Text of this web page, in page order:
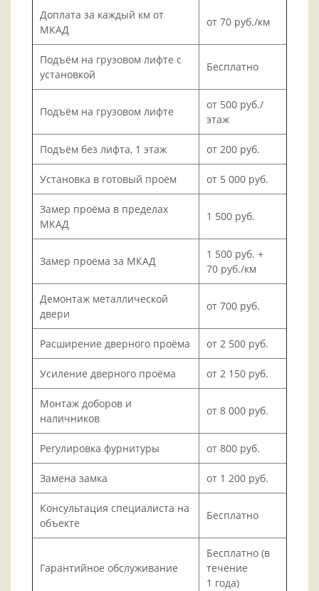
Доплата за каждый км от
МКАД
от 70 руб./км
Подъём на грузовом лифте с
установкой
Бесплатно
Подъём на грузовом лифте
от 500 руб./
этаж
Подъём без лифта, 1 этаж от 200 руб.
Установка в готовый проём от 5 000 руб.
Замер проёма в пределах
МКАД
1 500 руб.
Замер проёма за МКАД
1 500 руб. +
70 руб./км
Демонтаж металлической
двери
от 700 руб.
Расширение дверного проёма от 2 500 руб.
Усиление дверного проёма от 2 150 руб.
Монтаж доборов и
наличников
от 8 000 руб.
Регулировка фурнитуры от 800 руб.
Замена замка от 1 200 руб.
Консультация специалиста на
объекте
Бесплатно
Гарантийное обслуживание
Бесплатно (в
течение
1 года)